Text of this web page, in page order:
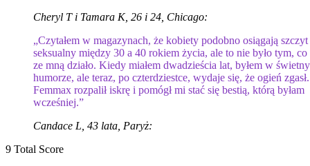
Cheryl T i Tamara K, 26 i 24, Chicago:
„Czytałem w magazynach, że kobiety podobno osiągają szczyt
seksualny między 30 a 40 rokiem życia, ale to nie było tym, co
ze mną działo. Kiedy miałem dwadzieścia lat, byłem w
humorze, ale teraz, po czterdziestce, wydaje się, że ogień zgasł.
Femmax rozpalił iskrę i pomógł mi stać się bestią, którą byłam
wcześniej.”
Candace L, 43 lata, Paryż:
9 Total Score